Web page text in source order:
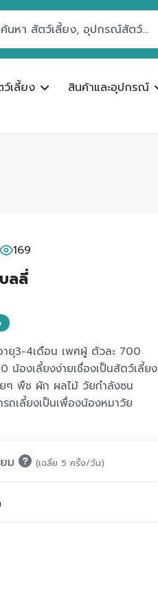
ว์เลี้ยง สินค้าและอุปกรณ์
169
ลลี่
ายุ3-4เดือน เพศผู้ ตัวละ 700
น้องเลี้ยงง่ายเชื่องเป็นสัตว์เลี้ยง
ๆ พืช ผัก ผลไม้ วัยกำลังซน
ถเลี้ยงเป็นเพื่องน้องหมาวัย
ม (เฉลี่ย 5 ครั้ง/วัน)